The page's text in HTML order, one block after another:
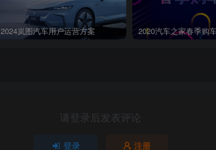
2024岚图汽车用户运营方案 2020汽车之家春季购
请登录后发表评论
登录 注册